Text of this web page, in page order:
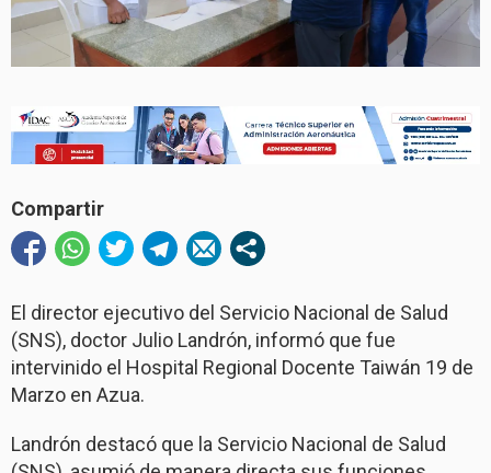
Compartir
El director ejecutivo del Servicio Nacional de Salud
(SNS), doctor Julio Landrón, informó que fue
intervinido el Hospital Regional Docente Taiwán 19 de
Marzo en Azua.
Landrón destacó que la Servicio Nacional de Salud